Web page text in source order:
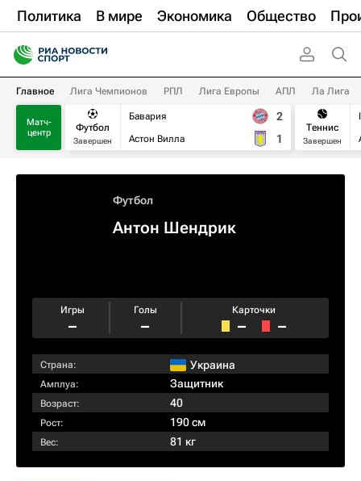
Политика В мире Экономика Общество
Главное Лига Чемпионов РПЛ Лига Европы АПЛ Ла Лига
Матч-
центр
Футбол
Завершен
Бавария
Астон Вилла
2
1
Теннис
Завершен
Футбол
Антон Шендрик
Игры
–
Голы
–
Карточки
– –
Страна: Украина
Амплуа: Защитник
Возраст: 40
Рост: 190 см
Вес: 81 кг